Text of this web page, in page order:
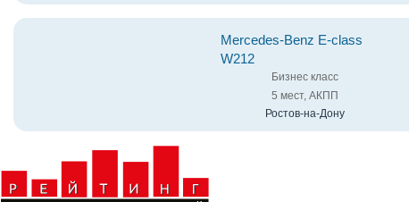
Mercedes-Benz E-class
W212
Бизнес класс
5 мест, АКПП
Ростов-на-Дону